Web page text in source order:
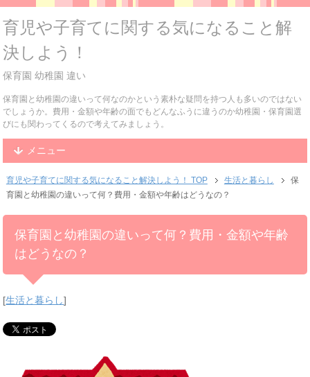
育児や子育てに関する気になること解
決しよう！
保育園 幼稚園 違い
保育園と幼稚園の違いって何なのかという素朴な疑問を持つ人も多いのではない
でしょうか。費用・金額や年齢の面でもどんなふうに違うのか幼稚園・保育園選
びにも関わってくるので考えてみましょう。
メニュー
育児や子育てに関する気になること解決しよう！ TOP 生活と暮らし
保
育園と幼稚園の違いって何？費用・金額や年齢はどうなの？
保育園と幼稚園の違いって何？費用・金額や年齢
はどうなの？
[生活と暮らし]